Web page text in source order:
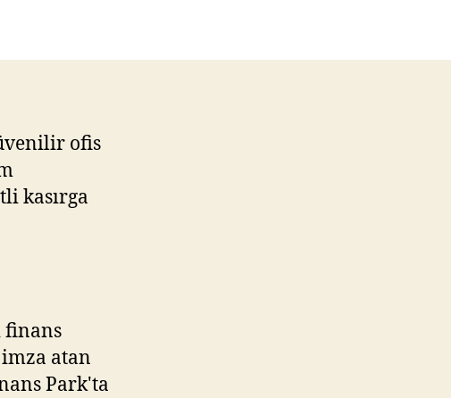
Afet
ofis
kasırga
finans
atan
Park'ta